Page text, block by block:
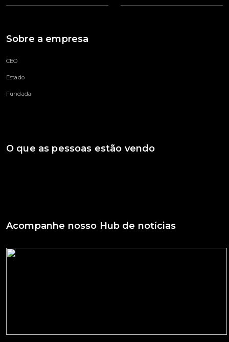
Sobre a empresa
CEO
Estado
Fundada
O que as pessoas estão vendo
Acompanhe nosso Hub de notícias